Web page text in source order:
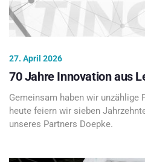
27. April 2026
70 Jahre Innovation aus
Gemeinsam haben wir
heute feiern wir sieben
unseres Partners Doepke.